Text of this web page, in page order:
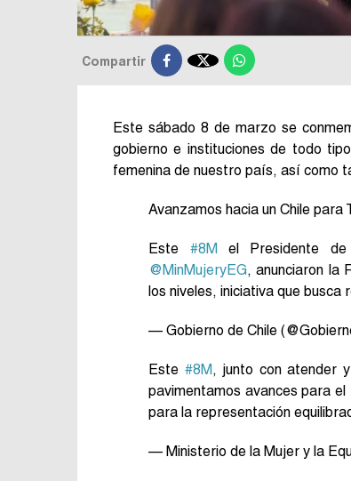
Compartir 
Este sábado 8 de marzo se
gobierno e instituciones de todo
femenina de nuestro país, así como
Avanzamos hacia un Chile para
Este #8Mel Presidente de
@MinMujeryEG, anunciaron la
los niveles, iniciativa que
— Gobierno de Chile
Este #8M, junto con atender
pavimentamos avances para
para la representación
— Ministerio de la Mujer y la